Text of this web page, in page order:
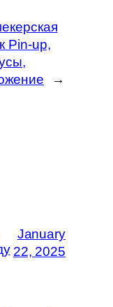
Pin-up,
→
January
22, 2025